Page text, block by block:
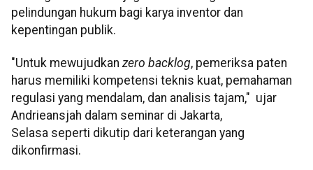
pelindungan hukum bagi karya inventor dan
kepentingan publik.
"Untuk mewujudkan zero backlog, pemeriksa paten
harus memiliki kompetensi teknis kuat, pemahaman
regulasi yang mendalam, dan analisis tajam," ujar
Andrieansjah dalam seminar di Jakarta,
Selasa seperti dikutip dari keterangan yang
dikonfirmasi.